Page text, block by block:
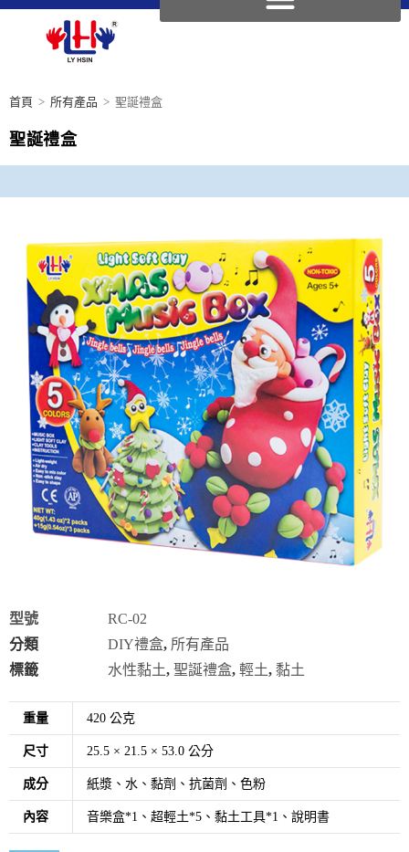
首頁 > 所有產品 > 聖誕禮盒
聖誕禮盒
型號
RC-02
分類
DIY禮盒, 所有產品
標籤
水性黏土, 聖誕禮盒, 輕土, 黏土
重量 420 公克
尺寸 25.5 × 21.5 × 53.0 公分
成分 紙漿、水、黏劑、抗菌劑、色粉
內容 音樂盒*1、超輕土*5、黏土工具*1、說明書